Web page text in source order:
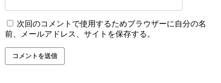
次回のコメントで使用するためブラウザーに自分の名
前、メールアドレス、サイトを保存する。